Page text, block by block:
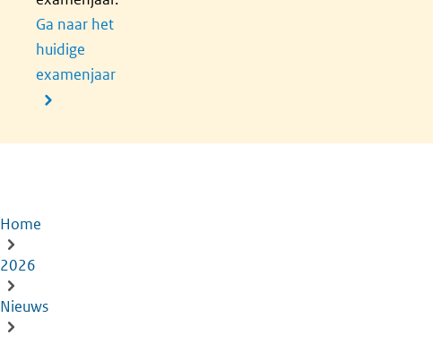
Ga naar het
huidige
examenjaar
Kruimelpad
Home
2026
Nieuws